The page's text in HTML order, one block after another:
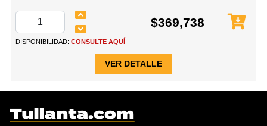
$369,738
DISPONIBILIDAD: CONSULTE AQUÍ
VER DETALLE